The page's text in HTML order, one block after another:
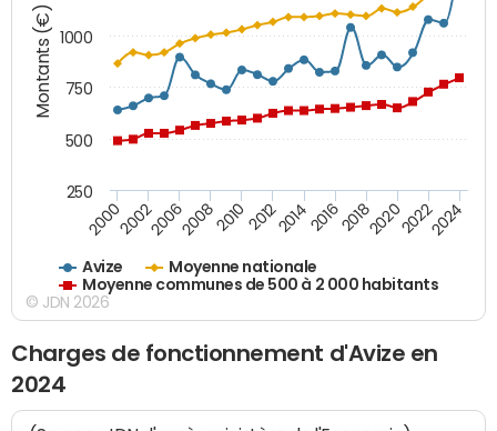
Montants (€)
Avize
Moyenne nationale
Moyenne communes de 500 à 2 000 habitants
200020022006200820102012201420162018202020222024
250
500
750
1000
© JDN 2026
Charges de fonctionnement d'Avize en
2024